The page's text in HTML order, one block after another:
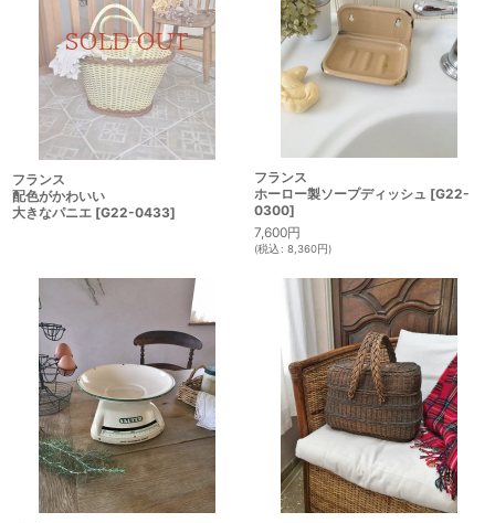
フランス
配色がかわいい
大きなパニエ [G22-0433]
フランス
ホーロー製ソープディッシュ [G22-
0300]
7,600円
(税込: 8,360円)